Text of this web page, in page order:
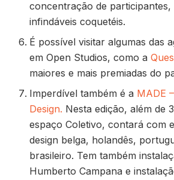
concentração de
infindáveis coquetéis.
É possível visitar algumas das
em Open Studios, como a
maiores e mais premiadas do
Imperdível também é a MADE
Design. Nesta edição, além de
espaço Coletivo, contará com
design belga, holandês,
brasileiro. Tem também
Humberto Campana e